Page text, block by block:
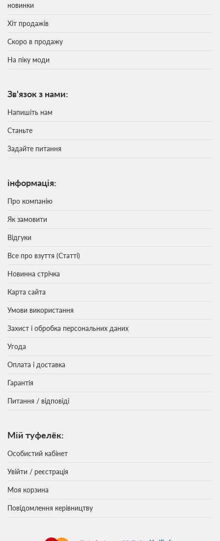
новинки
Хіт продажів
Скоро в продажу
На піку моди
Зв'язок з нами:
Напишіть нам
Станьте
Задайте питання
інформація:
Про компанію
Як замовити
Відгуки
Все про взуття (Статті)
Новинна стрічка
Карта сайта
Умови використання
Захист і обробка персональних даних
Угода
Оплата і доставка
Гарантія
Питання / відповіді
Мій туфелёк:
Особистий кабінет
Увійти / реєстрація
Моя корзина
Повідомлення керівництву